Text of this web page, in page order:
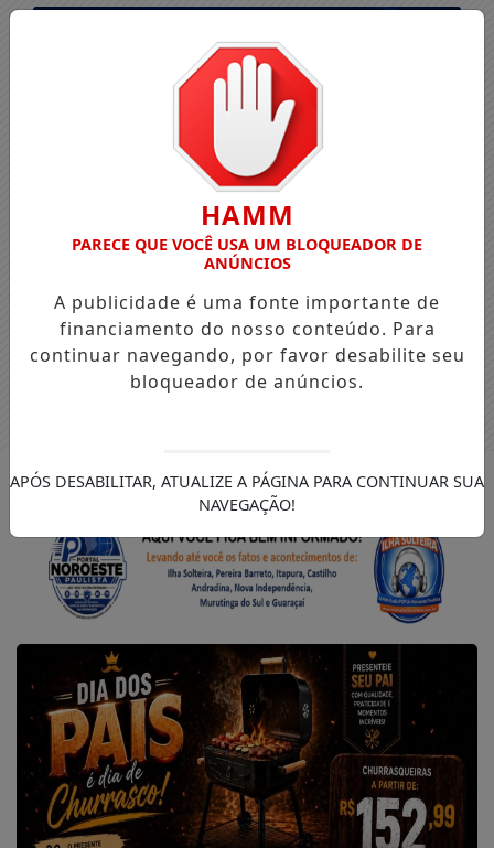
Entrar
HAMM
PARECE QUE VOCÊ USA UM BLOQUEADOR DE
ANÚNCIOS
A publicidade é uma fonte importante de
financiamento do nosso conteúdo. Para
continuar navegando, por favor desabilite seu
bloqueador de anúncios.
APÓS DESABILITAR, ATUALIZE A PÁGINA PARA CONTINUAR SUA
NAVEGAÇÃO!